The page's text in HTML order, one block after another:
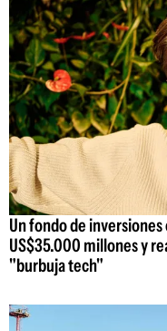
Un fondo de
US$35.000 millones y
"burbuja tech"